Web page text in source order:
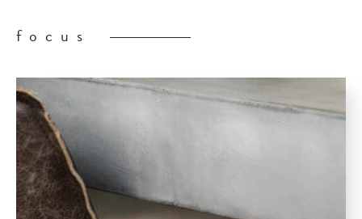
focus